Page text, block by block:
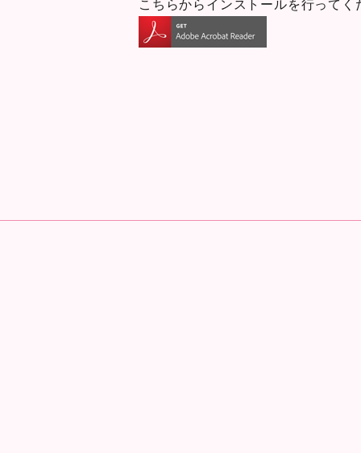
こちらからインストールを行ってく